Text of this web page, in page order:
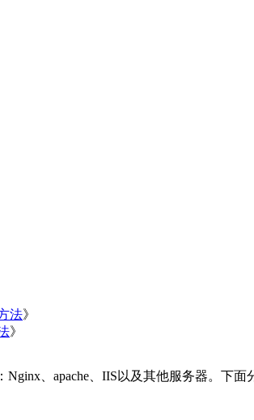
法》
》
、apache、IIS以及其他服务器。下面